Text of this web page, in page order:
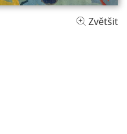
Zvětšit